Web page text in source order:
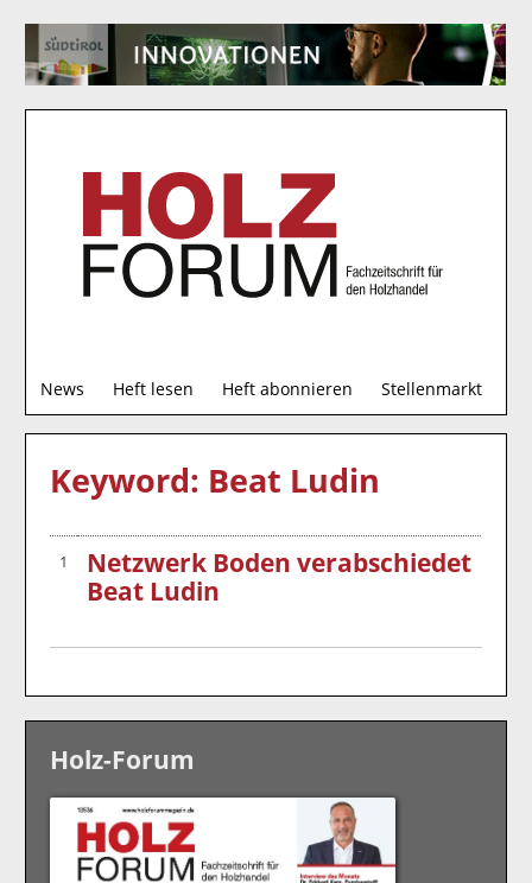
News Heft lesen Heft abonnieren Stellenmarkt
u
c
Keyword: Beat Ludin
1
Netzwerk Boden verabschiedet
Beat Ludin
Holz-Forum